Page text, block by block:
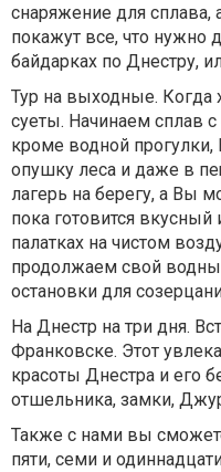
снаряжение для сплава,
покажут все, что нужно
байдарках по Днестру,
Тур на выходные. Когда
суеты. Начинаем сплав
кроме водной прогулки,
опушку леса и даже в
лагерь на берегу, а Вы
пока готовится
палатках на чистом
продолжаем свой
остановки для
На Днестр на три дня.
Франковске. Этот
красоты Днестра и его
отшельника, замки,
Также с нами вы
пяти, семи и